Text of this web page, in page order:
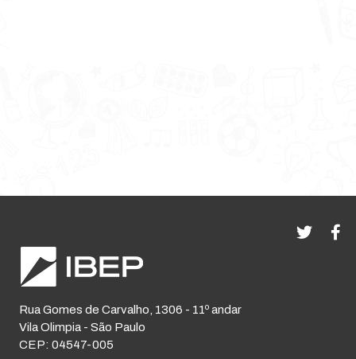
Rua Gomes de Carvalho, 1306 - 11º andar
Vila Olimpia - São Paulo
CEP: 04547-005